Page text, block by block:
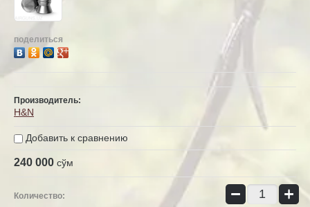
поделиться
Производитель:
H&N
Добавить к сравнению
240 000 сўм
Количество: − +